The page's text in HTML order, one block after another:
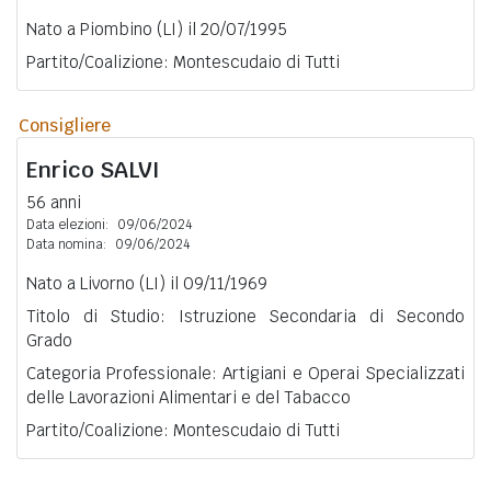
Nato a Piombino (LI) il 20/07/1995
Partito/Coalizione: Montescudaio di Tutti
Consigliere
Enrico SALVI
56 anni
Data elezioni:
09/06/2024
Data nomina:
09/06/2024
Nato a Livorno (LI) il 09/11/1969
Titolo di Studio: Istruzione Secondaria di Secondo
Grado
Categoria Professionale: Artigiani e Operai Specializzati
delle Lavorazioni Alimentari e del Tabacco
Partito/Coalizione: Montescudaio di Tutti